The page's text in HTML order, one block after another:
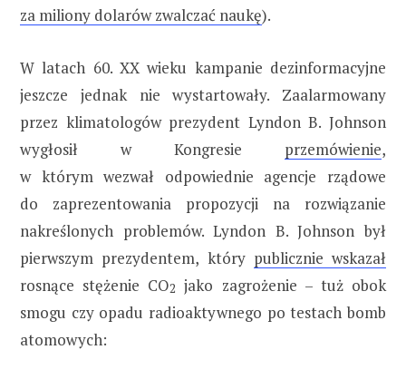
za miliony dolarów zwalczać naukę).
W latach 60. XX wieku kampanie dezinformacyjne
jeszcze jednak nie wystartowały. Zaalarmowany
przez klimatologów prezydent Lyndon B. Johnson
wygłosił w Kongresie przemówienie,
w którym wezwał odpowiednie agencje rządowe
do zaprezentowania propozycji na rozwiązanie
nakreślonych problemów. Lyndon B. Johnson był
pierwszym prezydentem, który publicznie wskazał
rosnące stężenie CO2 jako zagrożenie – tuż obok
smogu czy opadu radioaktywnego po testach bomb
atomowych: